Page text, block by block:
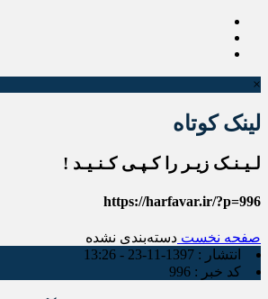
×
لینک کوتاه
لـیـنـک زیـر را کـپـی کـنـیـد !
https://harfavar.ir/?p=996
صفحه نخست دسته‌بندی نشده
انتشار : 1397-11-23 - 13:26
کد خبر : 996